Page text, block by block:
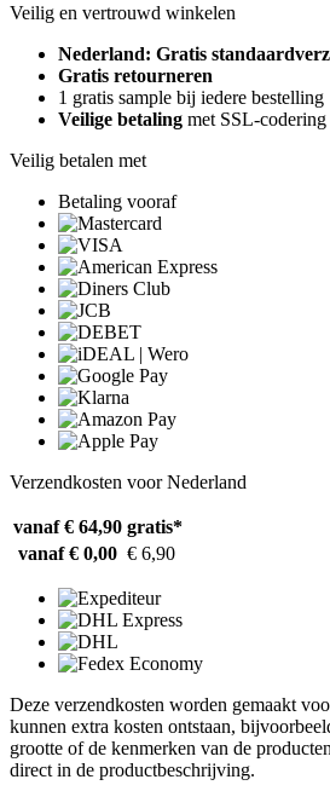
Veilig en vertrouwd winkelen
Nederland: Gratis
Gratis retourneren
1 gratis sample bij iedere bestelling
Veilige betaling met SSL-codering
Veilig betalen met
Betaling vooraf
Verzendkosten voor Nederland
vanaf € 64,90 gratis*
vanaf € 0,00 € 6,90
Deze verzendkosten worden gemaakt
kunnen extra kosten ontstaan,
grootte of de kenmerken van de
direct in de productbeschrijving.